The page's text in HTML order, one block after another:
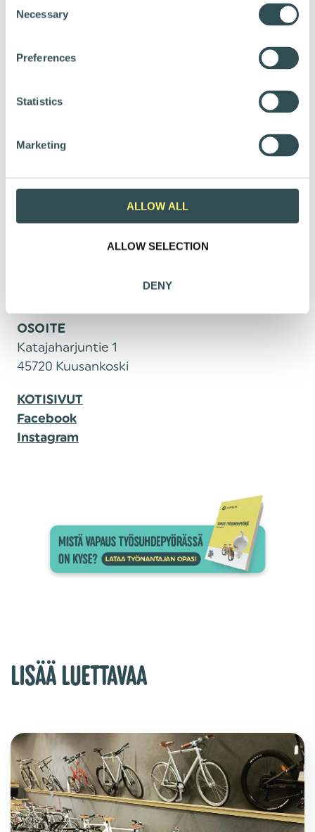
Necessary
Preferences
Statistics
Marketing
ALLOW ALL
ALLOW SELECTION
DENY
OSOITE
Katajaharjuntie 1
45720 Kuusankoski
KOTISIVUT
Facebook
Instagram
LISÄÄ LUETTAVAA